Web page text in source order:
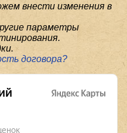
внести изменения в
параметры
договора?